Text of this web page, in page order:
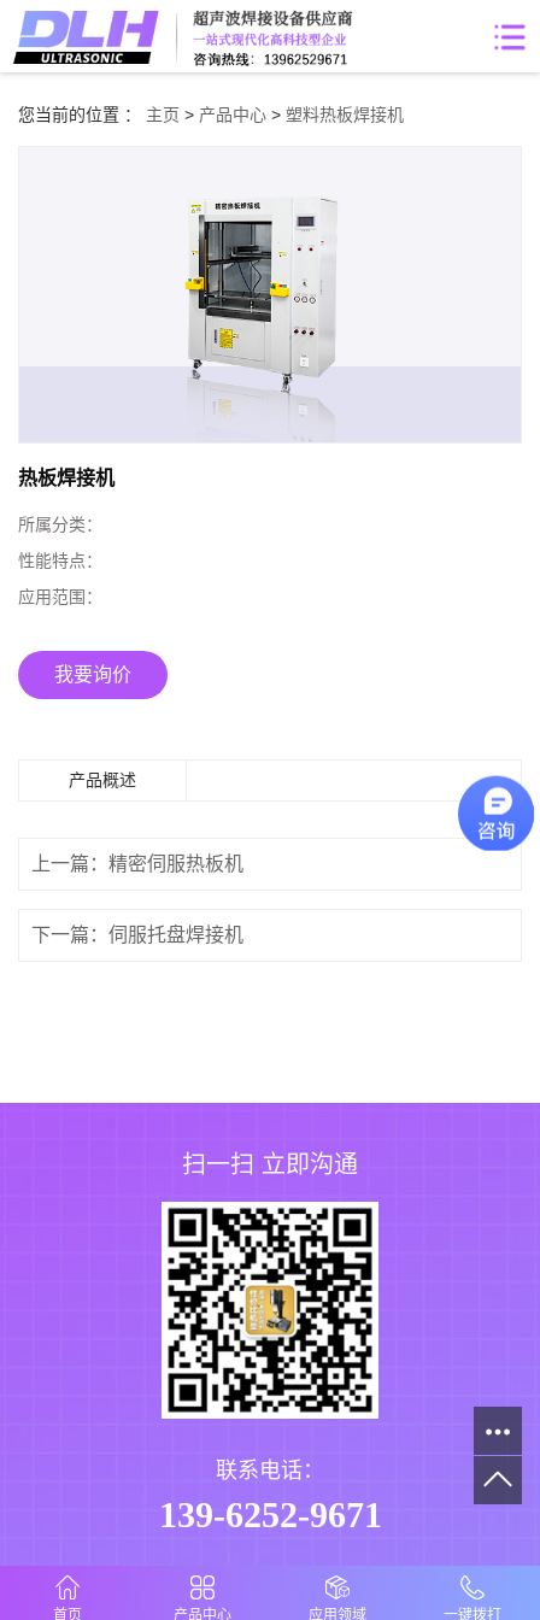
您当前的位置 ： 主页 > 产品中心 > 塑料热板焊接机
热板焊接机
所属分类：
性能特点：
应用范围：
我要询价
产品概述
上一篇：精密伺服热板机
下一篇：伺服托盘焊接机
扫一扫 立即沟通
联系电话：
139-6252-9671
首页 产品中心 应用领域 一键拨打